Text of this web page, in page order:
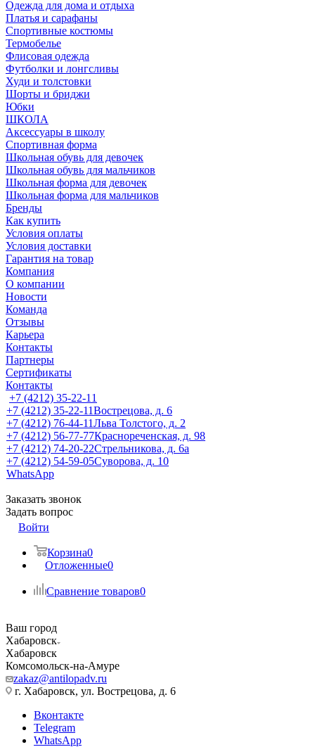
Одежда для дома и отдыха
Платья и сарафаны
Спортивные костюмы
Термобелье
Флисовая одежда
Футболки и лонгсливы
Худи и толстовки
Шорты и бриджи
Юбки
ШКОЛА
Аксессуары в школу
Спортивная форма
Школьная обувь для девочек
Школьная обувь для мальчиков
Школьная форма для девочек
Школьная форма для мальчиков
Бренды
Как купить
Условия оплаты
Условия доставки
Гарантия на товар
Компания
О компании
Новости
Команда
Отзывы
Карьера
Контакты
Партнеры
Сертификаты
Контакты
+7 (4212) 35-22-11
+7 (4212) 35-22-11Вострецова, д. 6
+7 (4212) 76-44-11Льва Толстого, д. 2
+7 (4212) 56-77-77Краснореченская, д. 98
+7 (4212) 74-20-22Стрельникова, д. 6а
+7 (4212) 54-59-05Суворова, д. 10
WhatsApp
Заказать звонок
Задать вопрос
Войти
Корзина0
Отложенные0
Сравнение товаров0
Ваш город
Хабаровск
Хабаровск
Комсомольск-на-Амуре
zakaz@antilopadv.ru
г. Хабаровск, ул. Вострецова, д. 6
Вконтакте
Telegram
WhatsApp